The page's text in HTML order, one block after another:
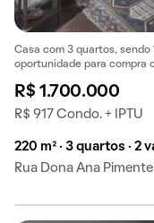
Casa com 3 quartos,
oportunidade para compra
R$ 1.700.000
R$ 917 Condo. + IPTU
220 m² · 3 quartos · 2
Rua Dona Ana